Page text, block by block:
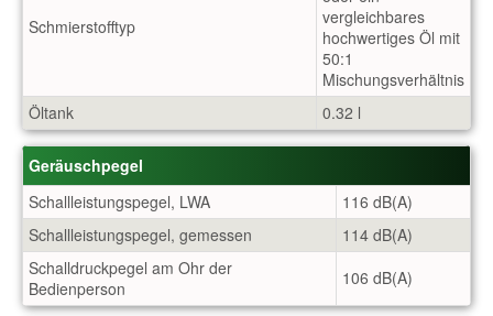
Schmierstofftyp
vergleichbares
hochwertiges Öl mit
50:1
Mischungsverhältnis
Öltank
0.32 l
Geräuschpegel
Schallleistungspegel, LWA
116 dB(A)
Schallleistungspegel, gemessen
114 dB(A)
Schalldruckpegel am Ohr der
Bedienperson
106 dB(A)